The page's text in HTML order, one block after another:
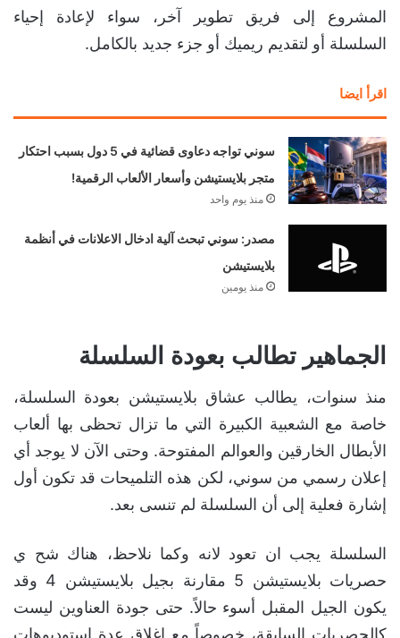
المشروع إلى فريق تطوير آخر، سواء لإعادة إحياء
السلسلة أو لتقديم ريميك أو جزء جديد بالكامل.
اقرأ ايضا
سوني تواجه دعاوى قضائية في 5 دول بسبب احتكار
متجر بلايستيشن وأسعار الألعاب الرقمية!
منذ يوم واحد
مصدر: سوني تبحث آلية ادخال الاعلانات في أنظمة
بلايستيشن
منذ يومين
الجماهير تطالب بعودة السلسلة
منذ سنوات، يطالب عشاق بلايستيشن بعودة السلسلة،
خاصة مع الشعبية الكبيرة التي ما تزال تحظى بها ألعاب
الأبطال الخارقين والعوالم المفتوحة. وحتى الآن لا يوجد أي
إعلان رسمي من سوني، لكن هذه التلميحات قد تكون أول
إشارة فعلية إلى أن السلسلة لم تنسى بعد.
السلسلة يجب ان تعود لانه وكما نلاحظ، هناك شح ي
حصريات بلايستيشن 5 مقارنة بجيل بلايستيشن 4 وقد
يكون الجيل المقبل أسوء حالاً. حتى جودة العناوين ليست